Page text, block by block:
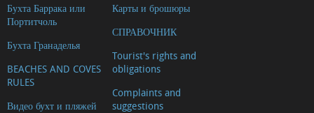
Бухта Баррака или
Портитчоль
Бухта Гранаделья
BEACHES AND COVES
RULES
Видео бухт и пляжей
Карты и брошюры
СПРАВОЧНИК
Tourist's rights and
obligations
Complaints and
suggestions